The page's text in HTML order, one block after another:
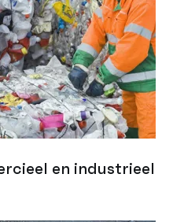
en industrieel